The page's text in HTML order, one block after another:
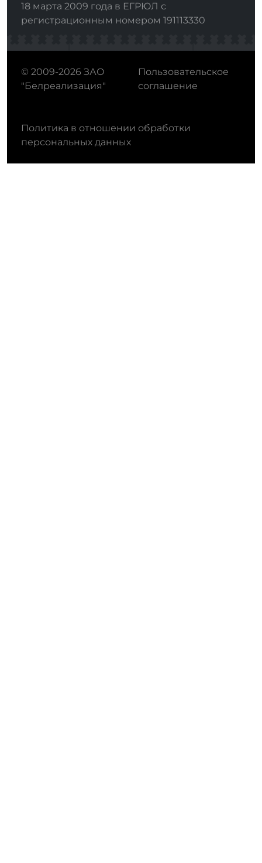
18 марта 2009 года в ЕГРЮЛ с
регистрационным номером 191113330
© 2009-2026 ЗАО
"Белреализация"
Пользовательское
соглашение
Политика в отношении обработки
персональных данных